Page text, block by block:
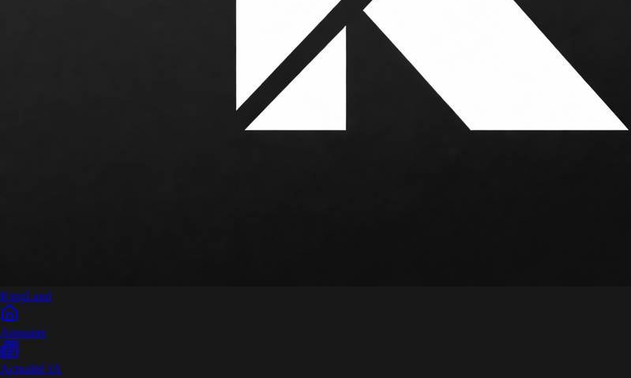
KingLand
Annuaire
Actualité IA